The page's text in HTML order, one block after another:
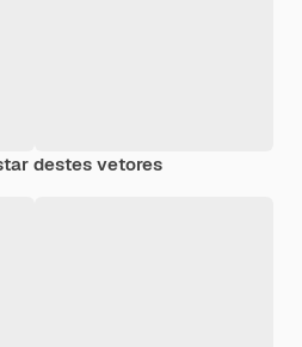
destes vetores